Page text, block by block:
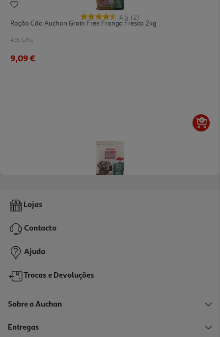
4.5 (2)
Ração Cão Auchan Grain Free Frango Fresco 2kg
4.55 €/Kg
9,09 €
Ração Cão Auchan Grain Free Salmão Fresco 2kg
9,09 €
Lojas
Contacto
Ajuda
Trocas e Devoluções
Sobre a Auchan
Entregas